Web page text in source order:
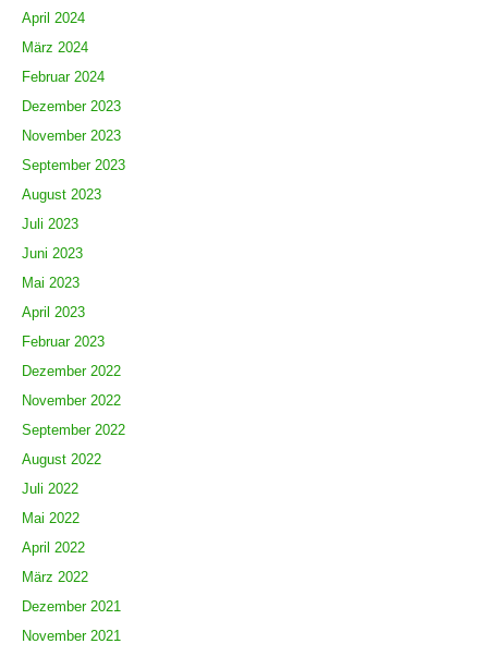
April 2024
März 2024
Februar 2024
Dezember 2023
November 2023
September 2023
August 2023
Juli 2023
Juni 2023
Mai 2023
April 2023
Februar 2023
Dezember 2022
November 2022
September 2022
August 2022
Juli 2022
Mai 2022
April 2022
März 2022
Dezember 2021
November 2021